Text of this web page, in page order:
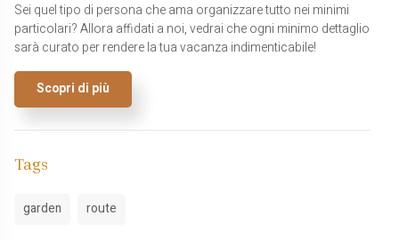
Sei quel tipo di persona che ama organizzare tutto nei minimi
particolari? Allora affidati a noi, vedrai che ogni minimo dettaglio
sarà curato per rendere la tua vacanza indimenticabile!
Scopri di più
Tags
garden route